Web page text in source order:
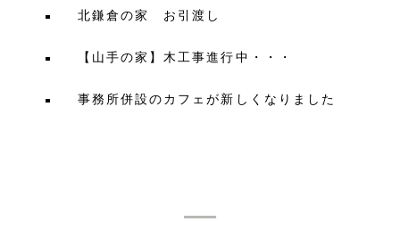
北鎌倉の家 お引渡し
【山手の家】木工事進行中・・・
事務所併設のカフェが新しくなりました